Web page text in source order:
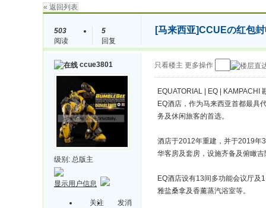
« 返回列表
503
阅读
5
回复
[马来西亚]CCUEの红包
ccue3801
级别: 总版主
显示用户信息
关注
发消
只看楼主 更多操作
EQUATORIAL | EQ | KAMPACHI
EQ酒店，作为马来西亚首都最具
务及休闲旅客的首选。
酒店于2012年重建，并于2019年
华客房及套房，设施齐备及俯瞰
EQ酒店设有13间多功能会议厅及
雅盐桑拿及香薰蒸汽浴室等。